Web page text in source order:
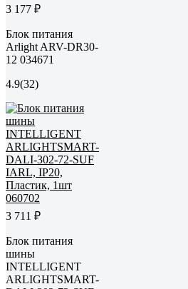
3 177 ₽
Блок питания
Arlight ARV-DR30-
12 034671
4.9(32)
3 711 ₽
Блок питания
шины
INTELLIGENT
ARLIGHTSMART-